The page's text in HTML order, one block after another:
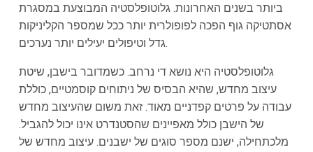
ביותר בשנים האחרונות. גלוטופלסטיה המבוצעת במסגרת
אסתטיקה גוף הפכה לפופולרית יותר ככל שמספר הקליניקות
גדל וטיפולים יעילים יותר נערכים.
גלוטופלסטיה היא נושא די נרחב. כשמדובר בישבן, שיטת
עיצוב מחדש, שהיא הבסיס של ניתוחים קוסמטיים, כוללת
עבודה על פרטים קפדניים מאוד. זאת משום שהעיצוב מחדש
של הישבן כולל מאפיינים שהסטנדרט אינו יכול להגביל.
מלכתחילה, ישנם מספר סוגים של ישבנים. עיצוב מחדש של